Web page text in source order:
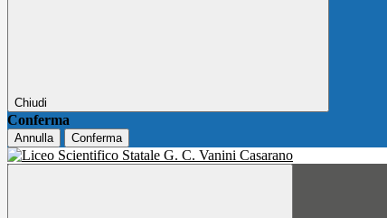
Chiudi
Conferma
Annulla Conferma